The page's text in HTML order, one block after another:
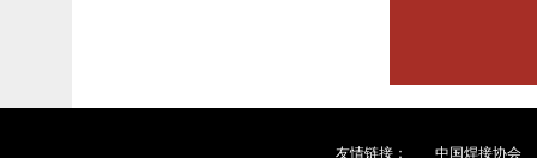
友情链接： 中国焊接协会